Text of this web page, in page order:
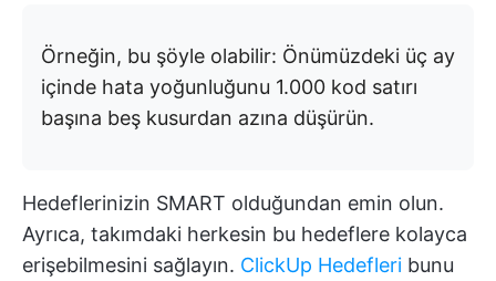
Örneğin, bu şöyle olabilir: Önümüzdeki üç ay
içinde hata yoğunluğunu 1.000 kod satırı
başına beş kusurdan azına düşürün.
Hedeflerinizin SMART olduğundan emin olun.
Ayrıca, takımdaki herkesin bu hedeflere kolayca
erişebilmesini sağlayın. ClickUp Hedefleri bunu